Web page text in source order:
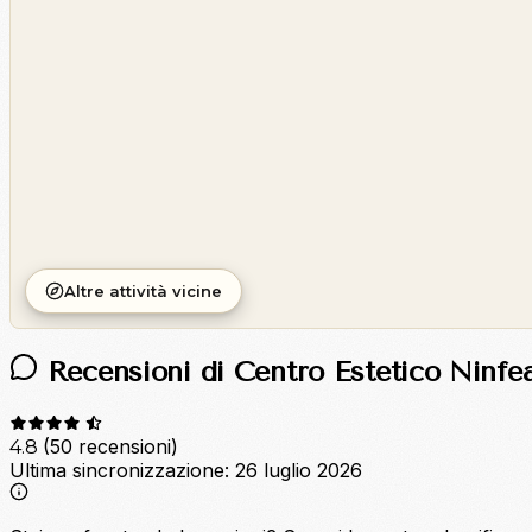
Altre attività vicine
Recensioni di Centro Estetico
4.8 (50 recensioni)
Ultima sincronizzazione: 26 luglio 2026